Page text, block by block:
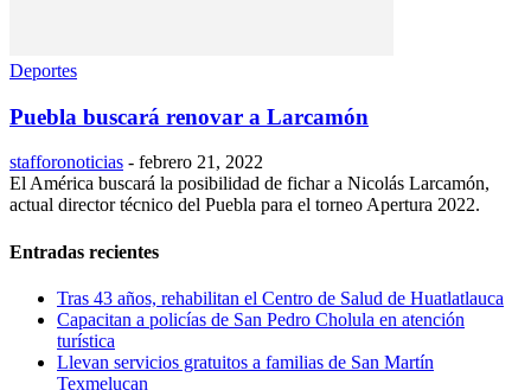
Deportes
Puebla buscará renovar a Larcamón
stafforonoticias - febrero 21, 2022
El América buscará la posibilidad de fichar a Nicolás Larcamón,
actual director técnico del Puebla para el torneo Apertura 2022.
Entradas recientes
Tras 43 años, rehabilitan el Centro de Salud de Huatlatlauca
Capacitan a policías de San Pedro Cholula en atención
turística
Llevan servicios gratuitos a familias de San Martín
Texmelucan